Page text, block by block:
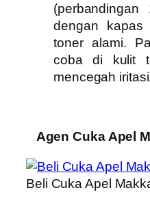
dengan
toner alami.
coba di kulit
mencegah
Agen Cuka Apel
Beli Cuka Apel